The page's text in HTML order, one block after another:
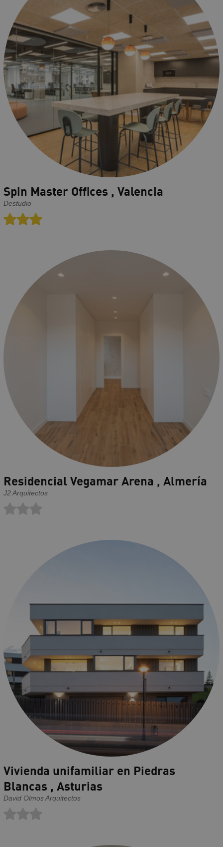
Spin Master Offices , Valencia
Destudio
Residencial Vegamar Arena , Almería
J2 Arquitectos
Vivienda unifamiliar en Piedras
Blancas , Asturias
David Olmos Arquitectos